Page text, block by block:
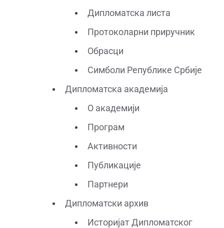
Дипломатска листа
Протоколарни приручник
Обрасци
Симболи Републике Србије
Дипломатска академија
О академији
Програм
Активности
Публикације
Партнери
Дипломатски архив
Историјат Дипломатског